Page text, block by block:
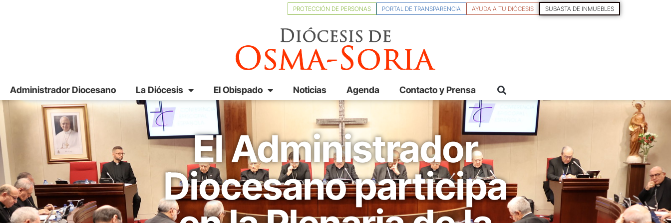
PROTECCIÓN DE PERSONAS PORTAL DE TRANSPARENCIA AYUDA A TU DIÓCESIS SUBASTA DE INMUEBLES
Administrador Diocesano La Diócesis El Obispado Noticias Agenda Contacto y Prensa
El Administrador
Diocesano participa